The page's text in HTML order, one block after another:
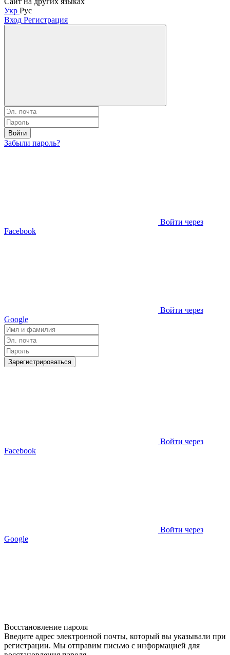
Укр Рус
Вход Регистрация
Войти
Забыли пароль?
Войти через
Facebook
Войти через
Google
Зарегистрироваться
Войти через
Facebook
Войти через
Google
Восстановление пароля
Введите адрес электронной почты, который вы указывали при
регистрации. Мы отправим письмо с информацией для